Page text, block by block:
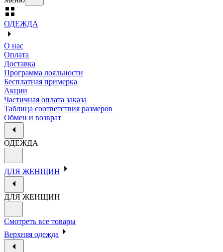
ОДЕЖДА
О нас
Оплата
Доставка
Программа лояльности
Бесплатная примерка
Акции
Частичная оплата заказа
Таблица соответствия размеров
Обмен и возврат
ОДЕЖДА
ДЛЯ ЖЕНЩИН
ДЛЯ ЖЕНЩИН
Смотреть все товары
Верхняя одежда